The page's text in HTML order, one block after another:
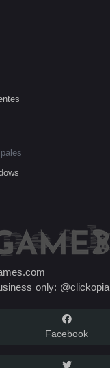
only: @clickopia
Facebook